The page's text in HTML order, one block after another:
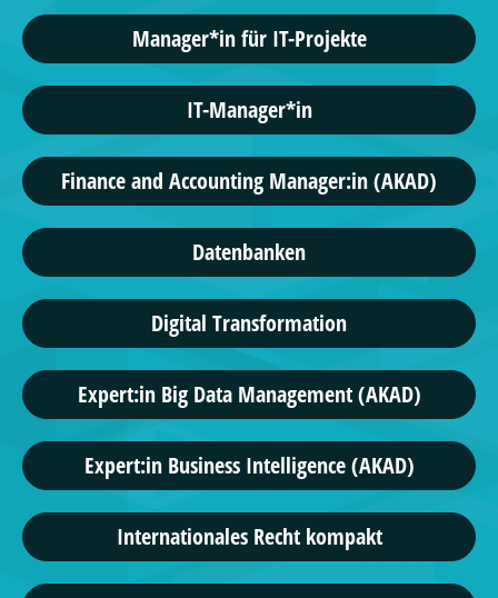
Manager*in für IT-Projekte
IT-Manager*in
Finance and Accounting Manager:in (AKAD)
Datenbanken
Digital Transformation
Expert:in Big Data Management (AKAD)
Expert:in Business Intelligence (AKAD)
Internationales Recht kompakt